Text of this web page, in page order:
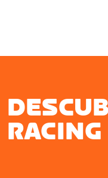
RACING